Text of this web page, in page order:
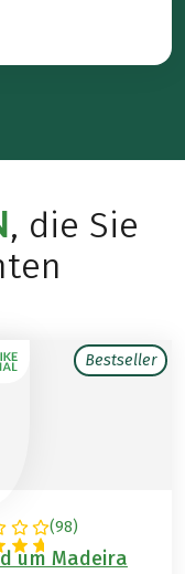
, die Sie
Bestseller
(98)
um Madeira